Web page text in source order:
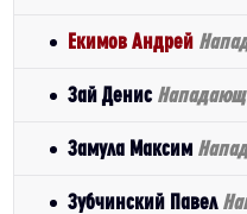
Екимов Андрей
Зай Денис
Замула Максим
Зубчинский Павел